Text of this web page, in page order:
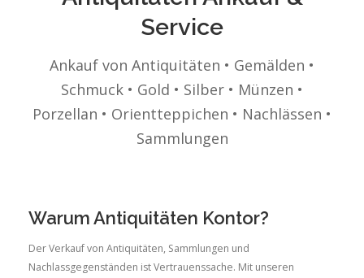
Service
Ankauf von Antiquitäten • Gemälden •
Schmuck • Gold • Silber • Münzen •
Porzellan • Orientteppichen • Nachlässen •
Sammlungen
Warum Antiquitäten Kontor?
Der Verkauf von Antiquitäten, Sammlungen und
Nachlassgegenständen ist Vertrauenssache. Mit unseren